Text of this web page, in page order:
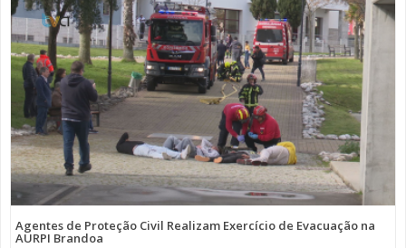
Agentes de Proteção Civil Realizam Exercício de Evacuação na
AURPI Brandoa